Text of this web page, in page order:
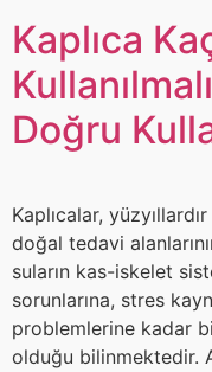
Kaplıca
Doğru
Kaplıcalar,
doğal tedavi
suların kas-iskelet
sorunlarına, stres
problemlerine kadar
olduğu bilinmektedir.